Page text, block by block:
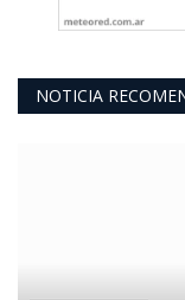
NOTICIA